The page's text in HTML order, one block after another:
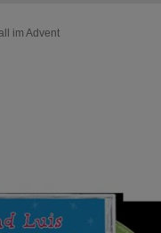
im Advent